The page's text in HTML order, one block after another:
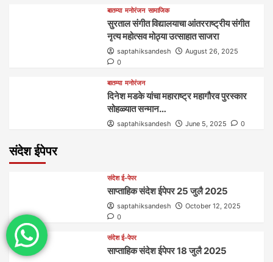
बातम्या मनोरंजन सामाजिक
सुरताल संगीत विद्यालयाचा आंतरराष्ट्रीय संगीत
नृत्य महोत्सव मोठ्या उत्साहात साजरा
saptahiksandesh
August 26, 2025
0
बातम्या मनोरंजन
दिनेश मडके यांचा महाराष्ट्र महागौरव‌ पुरस्कार‌‌‌
सोहळ्यात सन्मान…
saptahiksandesh June 5, 2025 0
संदेश ईपेपर
संदेश ई-पेपर
साप्ताहिक संदेश ईपेपर 25 जुलै 2025
saptahiksandesh
October 12, 2025
0
संदेश ई-पेपर
साप्ताहिक संदेश ईपेपर 18 जुलै 2025